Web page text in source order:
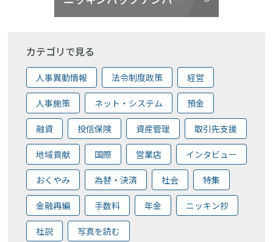
カテゴリで見る
人事異動情報 法令制度政策 経営
人事施策 ネット・システム 預金
融資 投信保険 資産管理 取引先支援
地域貢献 国際 営業店 インタビュー
おくやみ 為替・決済 社会 特集
金融再編 手数料 年金 ニッキン抄
社説 写真を読む